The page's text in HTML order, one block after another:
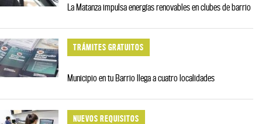
La Matanza impulsa energías renovables en clubes de barrio
TRÁMITES GRATUITOS
Municipio en tu Barrio llega a cuatro localidades
NUEVOS REQUISITOS